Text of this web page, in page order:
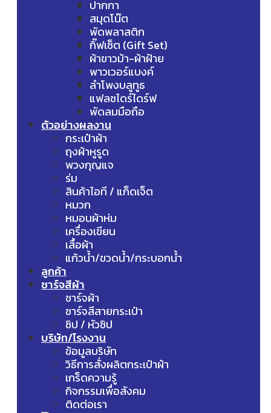
ปากกา
สมุดโน๊ต
พัดพลาสติก
กิ๊ฟเซ็ต (Gift Set)
ผ้าขาวม้า-ผ้าฝ้าย
พาวเวอร์แบงค์
ลำโพงบลูทูธ
แฟลชไดร์ไดร์ฟ
พัดลมมือถือ
ตัวอย่างผลงาน
กระเป๋าผ้า
ถุงผ้าหูรูด
พวงกุญแจ
ร่ม
สินค้าไอที / แก็ดเจ็ต
หมวก
หมอนผ้าห่ม
เครื่องเขียน
เสื้อผ้า
แก้วน้ำ/ขวดน้ำ/กระบอกน้ำ
ลูกค้า
ชาร์จสีผ้า
ชาร์จผ้า
ชาร์จสีสายกระเป๋า
ซิป / หัวซิป
บริษัท/โรงงาน
ข้อมูลบริษัท
วิธีการสั่งผลิตกระเป๋าผ้า
เกร็ดความรู้
กิจกรรมเพื่อสังคม
ติดต่อเรา